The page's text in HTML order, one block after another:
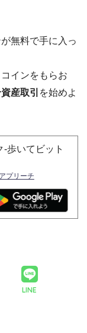
無料で手に入っ
インをもらお
産取引 を始めよ
-歩いてビット
アプリーチ
LINE